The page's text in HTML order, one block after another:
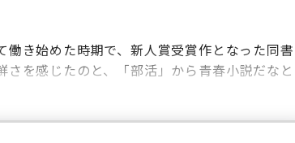
き始めた時期で、新人賞受賞作となった同書
を感じたのと、「部活」から青春小説だなと